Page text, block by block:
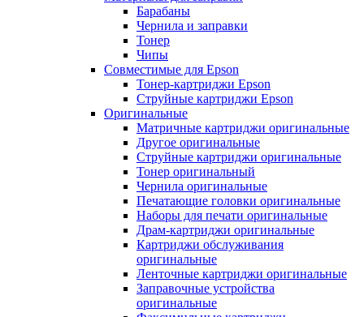
Барабаны
Чернила и заправки
Тонер
Чипы
Совместимые для Epson
Тонер-картриджи Epson
Струйные картриджи Epson
Оригинальные
Матричные картриджи оригинальные
Другое оригинальные
Струйные картриджи оригинальные
Тонер оригинальный
Чернила оригинальные
Печатающие головки оригинальные
Наборы для печати оригинальные
Драм-картриджи оригинальные
Картриджи обслуживания
оригинальные
Ленточные картриджи оригинальные
Заправочные устройства
оригинальные